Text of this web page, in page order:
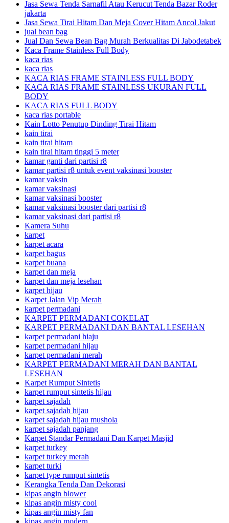
Jasa Sewa Tenda Sarnafil Atau Kerucut Tenda Bazar Roder
jakarta
Jasa Sewa Tirai Hitam Dan Meja Cover Hitam Ancol Jakut
jual bean bag
Jual Dan Sewa Bean Bag Murah Berkualitas Di Jabodetabek
Kaca Frame Stainless Full Body
kaca rias
kaca rias
KACA RIAS FRAME STAINLESS FULL BODY
KACA RIAS FRAME STAINLESS UKURAN FULL
BODY
KACA RIAS FULL BODY
kaca rias portable
Kain Lotto Penutup Dinding Tirai Hitam
kain tirai
kain tirai hitam
kain tirai hitam tinggi 5 meter
kamar ganti dari partisi r8
kamar partisi r8 untuk event vaksinasi booster
kamar vaksin
kamar vaksinasi
kamar vaksinasi booster
kamar vaksinasi booster dari partisi r8
kamar vaksinasi dari partisi r8
Kamera Suhu
karpet
karpet acara
karpet bagus
karpet buana
karpet dan meja
karpet dan meja lesehan
karpet hijau
Karpet Jalan Vip Merah
karpet permadani
KARPET PERMADANI COKELAT
KARPET PERMADANI DAN BANTAL LESEHAN
karpet permadani hiaju
karpet permadani hijau
karpet permadani merah
KARPET PERMADANI MERAH DAN BANTAL
LESEHAN
Karpet Rumput Sintetis
karpet rumput sintetis hijau
karpet sajadah
karpet sajadah hijau
karpet sajadah hijau mushola
karpet sajadah panjang
Karpet Standar Permadani Dan Karpet Masjid
karpet turkey
karpet turkey merah
karpet turki
karpet type rumput sintetis
Kerangka Tenda Dan Dekorasi
kipas angin blower
kipas angin misty cool
kipas angin misty fan